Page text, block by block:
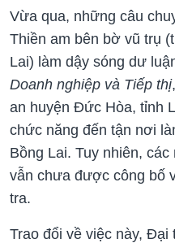
Vừa qua, những câu
Thiền am bên bờ vũ trụ
Lai) làm dậy sóng dư
Doanh nghiệp và Tiếp thị
an huyện Đức Hòa, tỉnh
chức năng đến tận nơi
Bồng Lai. Tuy nhiên,
vẫn chưa được công bố
tra.
Trao đổi về việc này, Đại